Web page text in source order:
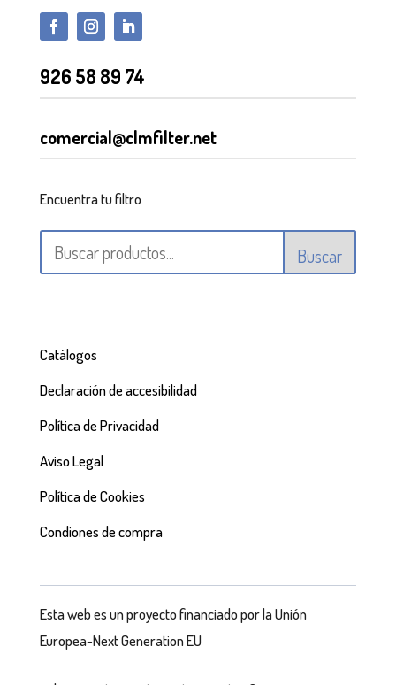
926 58 89 74
comercial@clmfilter.net
Encuentra tu filtro
Buscar
Catálogos
Declaración de accesibilidad
Política de Privacidad
Aviso Legal
Política de Cookies
Condiones de compra
Esta web es un proyecto financiado por la Unión
Europea-Next Generation EU